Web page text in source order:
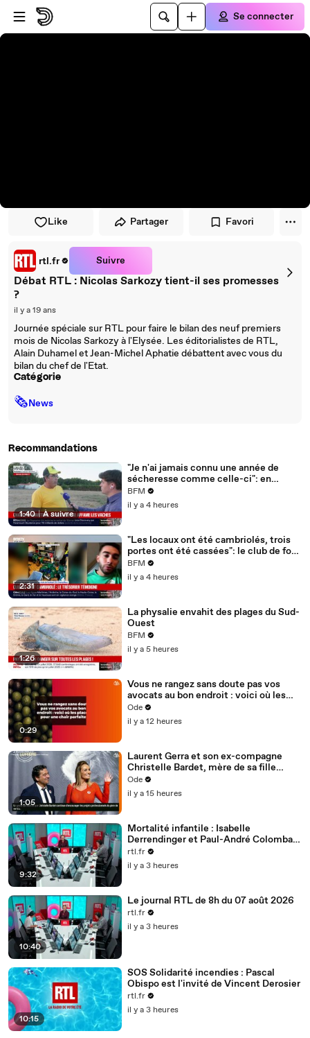
Passer au player
Passer au contenu principal
Se connecter
Like Partager Favori
rtl.fr Suivre
Débat RTL : Nicolas Sarkozy tient-il ses promesses
?
il y a 19 ans
Journée spéciale sur RTL pour faire le bilan des neuf premiers
mois de Nicolas Sarkozy à l'Elysée. Les éditorialistes de RTL,
Alain Duhamel et Jean-Michel Aphatie débattent avec vous du
bilan du chef de l'Etat.
Catégorie
🗞News
Recommandations
1:40 | À suivre
"Je n'ai jamais connu une année de
sécheresse comme celle-ci": en
Charente-Maritime, à cause de la
sécheresse, l'herbe de cette prairie
n'est plus comestible pour les vaches
BFM
il y a 4 heures
2:31
"Les locaux ont été cambriolés, trois
portes ont été cassées": le club de foot
de Champfleur victime d'un
cambriolage
BFM
il y a 4 heures
1:26
La physalie envahit des plages du Sud-
Ouest
BFM
il y a 5 heures
0:29
Vous ne rangez sans doute pas vos
avocats au bon endroit : voici où les
placer pour une chair parfaite
Ode
il y a 12 heures
1:05
Laurent Gerra et son ex-compagne
Christelle Bardet, mère de sa fille
Célestine, toujours en très bons
termes, la preuve en images
Ode
il y a 15 heures
9:32
Mortalité infantile : Isabelle
Derrendinger et Paul-André Colombani
sont les invités de Vincent Derosier
rtl.fr
il y a 3 heures
10:40
Le journal RTL de 8h du 07 août 2026
rtl.fr
il y a 3 heures
10:15
SOS Solidarité incendies : Pascal
Obispo est l'invité de Vincent Derosier
rtl.fr
il y a 3 heures